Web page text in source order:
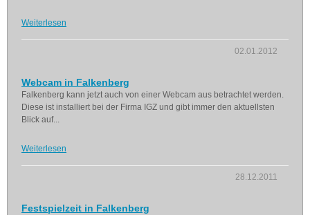
Weiterlesen
02.01.2012
Webcam in Falkenberg
Falkenberg kann jetzt auch von einer Webcam aus betrachtet werden.
Diese ist installiert bei der Firma IGZ und gibt immer den aktuellsten
Blick auf...
Weiterlesen
28.12.2011
Festspielzeit in Falkenberg